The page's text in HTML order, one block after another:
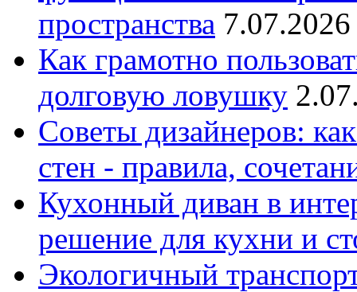
пространства
Как грамотно
долговую ловушку
Советы дизайнеров:
стен - правила,
Кухонный диван в
решение для кухни и
Экологичный